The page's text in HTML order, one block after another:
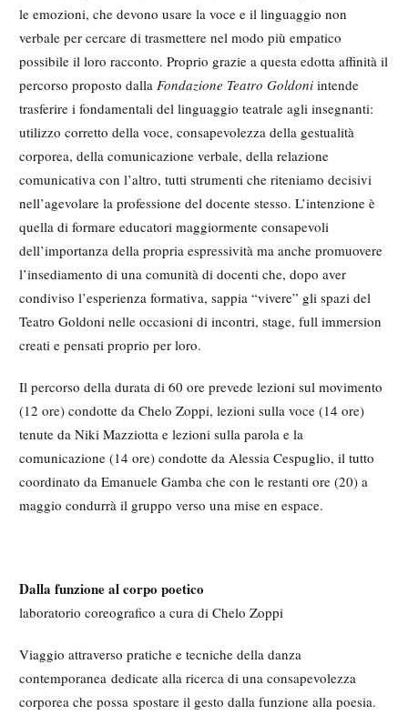
le emozioni, che devono usare la voce e il linguaggio non
verbale per cercare di trasmettere nel modo più empatico
possibile il loro racconto. Proprio grazie a questa edotta affinità il
percorso proposto dalla Fondazione Teatro Goldoni intende
trasferire i fondamentali del linguaggio teatrale agli insegnanti:
utilizzo corretto della voce, consapevolezza della gestualità
corporea, della comunicazione verbale, della relazione
comunicativa con l’altro, tutti strumenti che riteniamo decisivi
nell’agevolare la professione del docente stesso. L’intenzione è
quella di formare educatori maggiormente consapevoli
dell’importanza della propria espressività ma anche promuovere
l’insediamento di una comunità di docenti che, dopo aver
condiviso l’esperienza formativa, sappia “vivere” gli spazi del
Teatro Goldoni nelle occasioni di incontri, stage, full immersion
creati e pensati proprio per loro.
Il percorso della durata di 60 ore prevede lezioni sul movimento
(12 ore) condotte da Chelo Zoppi, lezioni sulla voce (14 ore)
tenute da Niki Mazziotta e lezioni sulla parola e la
comunicazione (14 ore) condotte da Alessia Cespuglio, il tutto
coordinato da Emanuele Gamba che con le restanti ore (20) a
maggio condurrà il gruppo verso una mise en espace.
Dalla funzione al corpo poetico
laboratorio coreografico a cura di Chelo Zoppi
Viaggio attraverso pratiche e tecniche della danza
contemporanea dedicate alla ricerca di una consapevolezza
corporea che possa spostare il gesto dalla funzione alla poesia.